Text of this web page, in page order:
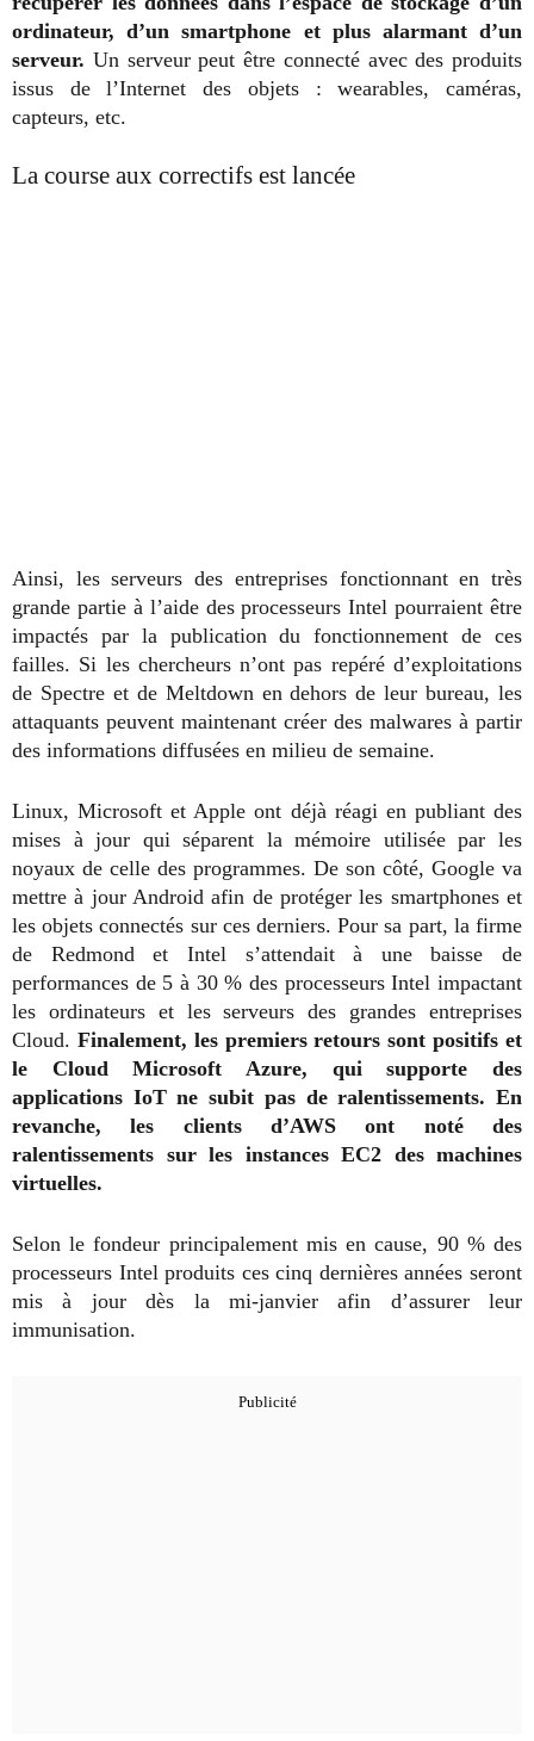
ordinateur, d’un smartphone et plus alarmant d’un
serveur. Un serveur peut être connecté avec des produits
issus de l’Internet des objets : wearables, caméras,
capteurs, etc.
La course aux correctifs est lancée
Ainsi, les serveurs des entreprises fonctionnant en très
grande partie à l’aide des processeurs Intel pourraient être
impactés par la publication du fonctionnement de ces
failles. Si les chercheurs n’ont pas repéré d’exploitations
de Spectre et de Meltdown en dehors de leur bureau, les
attaquants peuvent maintenant créer des malwares à partir
des informations diffusées en milieu de semaine.
Linux, Microsoft et Apple ont déjà réagi en publiant des
mises à jour qui séparent la mémoire utilisée par les
noyaux de celle des programmes. De son côté, Google va
mettre à jour Android afin de protéger les smartphones et
les objets connectés sur ces derniers. Pour sa part, la firme
de Redmond et Intel s’attendait à une baisse de
performances de 5 à 30 % des processeurs Intel impactant
les ordinateurs et les serveurs des grandes entreprises
Cloud. Finalement, les premiers retours sont positifs et
le Cloud Microsoft Azure, qui supporte des
applications IoT ne subit pas de ralentissements. En
revanche, les clients d’AWS ont noté des
ralentissements sur les instances EC2 des machines
virtuelles.
Selon le fondeur principalement mis en cause, 90 % des
processeurs Intel produits ces cinq dernières années seront
mis à jour dès la mi-janvier afin d’assurer leur
immunisation.